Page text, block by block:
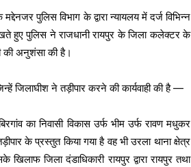
पुलिस विभाग के द्वारा न्यायलय में दर्ज विभिन्न
देखते हुए पुलिस ने राजधानी रायपुर के जिला कलेक्टर के
की अनुशंसा की है।
जिलाघीश ने तड़ीपार करने की कार्यवाही की है —
का निवासी विकास उर्फ भीम उर्फ रावण मधुकर
के प्रस्तुत किया गया है वह भी उरला थाना क्षेत्र
जिला दंडाधिकारी रायपुर द्वारा रायपुर तथा